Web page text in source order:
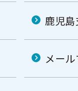
鹿児
メー